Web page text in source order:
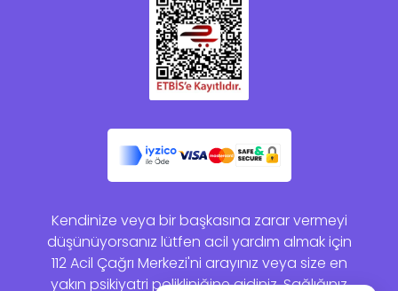
Kendinize veya bir başkasına zarar vermeyi
düşünüyorsanız lütfen acil yardım almak için
112 Acil Çağrı Merkezi'ni arayınız veya size en
yakın psikiyatri polikliniğine gidiniz. Sağlığınız